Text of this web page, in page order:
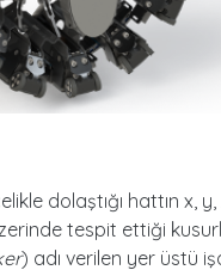
dolaştığı hattın x,
tespit ettiği
) adı verilen yer üstü